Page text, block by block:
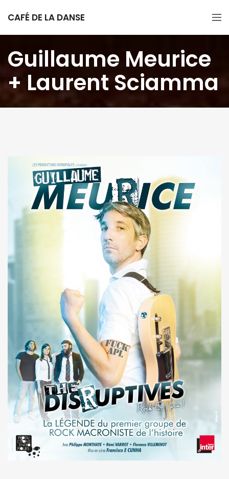
CAFÉ DE LA DANSE
Guillaume Meurice
+ Laurent Sciamma